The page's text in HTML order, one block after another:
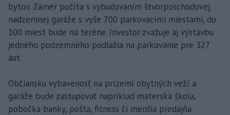
bytov. Zámer počíta s vybudovaním štvorposchodovej
nadzemnej garáže s vyše 700 parkovacími miestami, do
100 miest bude na teréne. Investor zvažuje aj výstavbu
jedného podzemného podlažia na parkovanie pre 327
áut.
Občiansku vybavenosť na prízemí obytných veží a
garáže bude zastupovať napríklad materská škola,
pobočka banky, pošta, fitness či menšia predajňa